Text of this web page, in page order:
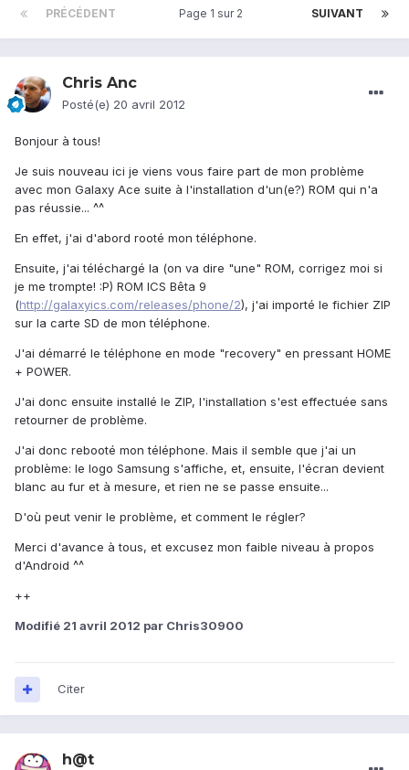
PRÉCÉDENT SUIVANT
Page 1 sur 2
Chris Anc
Posté(e) 20 avril 2012
Bonjour à tous!
Je suis nouveau ici je viens vous faire part de mon problème
avec mon Galaxy Ace suite à l'installation d'un(e?) ROM qui n'a
pas réussie... ^^
En effet, j'ai d'abord rooté mon téléphone.
Ensuite, j'ai téléchargé la (on va dire "une" ROM, corrigez moi si
je me trompte! :P) ROM ICS Bêta 9
(http://galaxyics.com/releases/phone/2), j'ai importé le fichier ZIP
sur la carte SD de mon téléphone.
J'ai démarré le téléphone en mode "recovery" en pressant HOME
+ POWER.
J'ai donc ensuite installé le ZIP, l'installation s'est effectuée sans
retourner de problème.
J'ai donc rebooté mon téléphone. Mais il semble que j'ai un
problème: le logo Samsung s'affiche, et, ensuite, l'écran devient
blanc au fur et à mesure, et rien ne se passe ensuite...
D'où peut venir le problème, et comment le régler?
Merci d'avance à tous, et excusez mon faible niveau à propos
d'Android ^^
++
Modifié 21 avril 2012 par Chris30900
Citer
h@t